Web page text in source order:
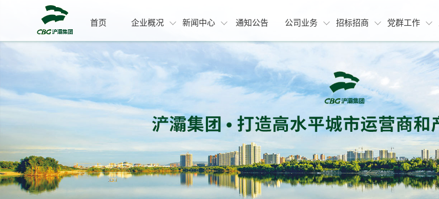
首页 企业概况 新闻中心 通知公告 公司业务 招标招商 党群工作